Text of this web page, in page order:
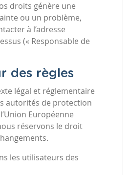
droits génère une
ou un problème,
à l’adresse
(« Responsable de
des règles
légal et réglementaire
autorités de protection
Européenne
réservons le droit
les utilisateurs des